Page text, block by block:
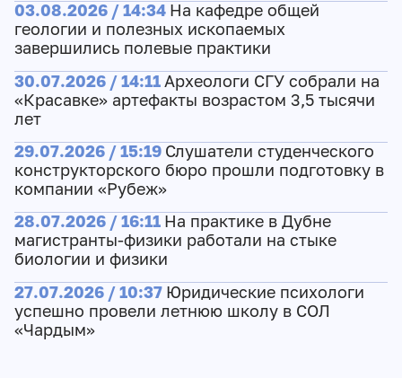
03.08.2026 / 14:34 На кафедре общей
геологии и полезных ископаемых
завершились полевые практики
30.07.2026 / 14:11 Археологи СГУ собрали на
«Красавке» артефакты возрастом 3,5 тысячи
лет
29.07.2026 / 15:19 Слушатели студенческого
конструкторского бюро прошли подготовку в
компании «Рубеж»
28.07.2026 / 16:11 На практике в Дубне
магистранты-физики работали на стыке
биологии и физики
27.07.2026 / 10:37 Юридические психологи
успешно провели летнюю школу в СОЛ
«Чардым»